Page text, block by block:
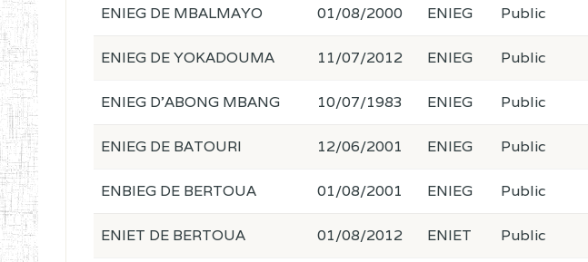
ENIEG DE MBALMAYO 01/08/2000 ENIEG Public
ENIEG DE YOKADOUMA 11/07/2012 ENIEG Public
ENIEG D'ABONG MBANG 10/07/1983 ENIEG Public
ENIEG DE BATOURI 12/06/2001 ENIEG Public
ENBIEG DE BERTOUA 01/08/2001 ENIEG Public
ENIET DE BERTOUA 01/08/2012 ENIET Public